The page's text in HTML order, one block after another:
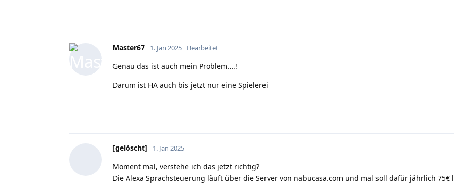
Master67 1. Jan 2025 Bearbeitet
Genau das ist auch mein Problem….!
Darum ist HA auch bis jetzt nur eine Spielerei
[gelöscht] 1. Jan 2025
Moment mal, verstehe ich das jetzt richtig?
Die Alexa Sprachsteuerung läuft über die Server von nabucasa.com und mal soll dafür jährlich 75€